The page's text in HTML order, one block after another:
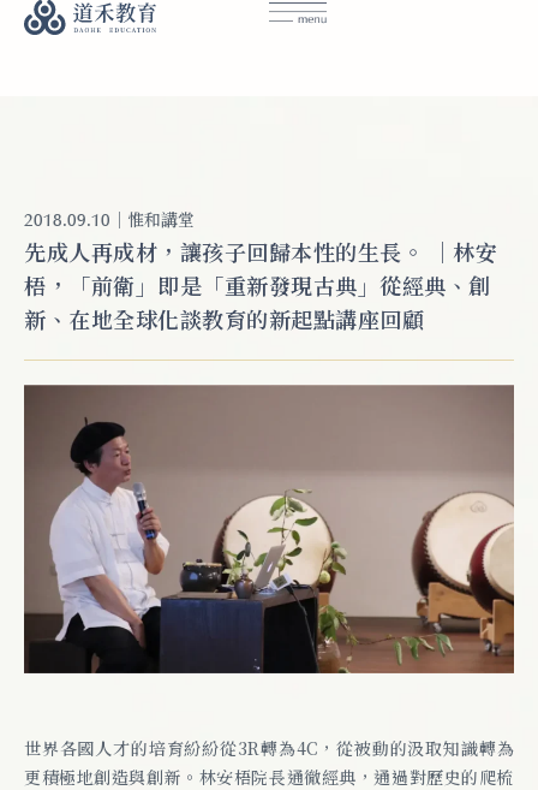
2018.09.10 ｜ 惟和講堂
先成人再成材，讓孩子回歸本性的生長。 ｜林安
梧，「前衛」即是「重新發現古典」從經典、創
新、在地全球化談教育的新起點講座回顧
世界各國人才的培育紛紛從3R轉為4C，從被動的汲取知識轉為
更積極地創造與創新。林安梧院長通徹經典，通過對歷史的爬梳